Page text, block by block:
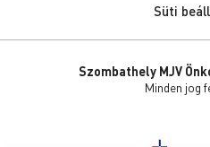
Süti
Szombathely MJV
Minden jog